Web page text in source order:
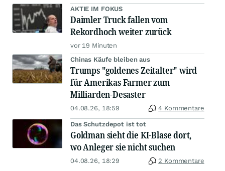
AKTIE IM FOKUS
Daimler Truck fallen vom
Rekordhoch weiter zurück
vor 19 Minuten
Chinas Käufe bleiben aus
Trumps "goldenes Zeitalter" wird
für Amerikas Farmer zum
Milliarden-Desaster
04.08.26, 18:59 4 Kommentare
Das Schutzdepot ist tot
Goldman sieht die KI-Blase dort,
wo Anleger sie nicht suchen
04.08.26, 18:29 2 Kommentare